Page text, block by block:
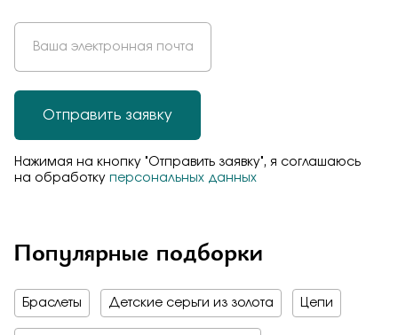
Отправить заявку
Нажимая на кнопку "Отправить заявку", я соглашаюсь
на обработку персональных данных
Популярные подборки
Браслеты Детские серьги из золота Цепи